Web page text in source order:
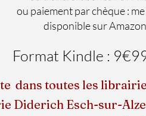
par chèque : me
sur Amazon 23 €
Format Kindle :
dans toutes les
Esch-sur-